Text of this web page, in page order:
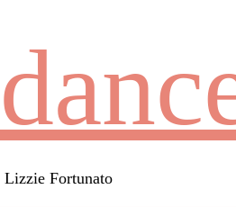
Lizzie Fortunato